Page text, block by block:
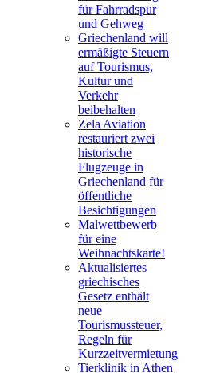
für Fahrradspur
und Gehweg
Griechenland will
ermäßigte Steuern
auf Tourismus,
Kultur und
Verkehr
beibehalten
Zela Aviation
restauriert zwei
historische
Flugzeuge in
Griechenland für
öffentliche
Besichtigungen
Malwettbewerb
für eine
Weihnachtskarte!
Aktualisiertes
griechisches
Gesetz enthält
neue
Tourismussteuer,
Regeln für
Kurzzeitvermietung
Tierklinik in Athen